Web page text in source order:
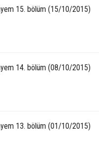
15. bölüm (15/10/2015)
14. bölüm (08/10/2015)
13. bölüm (01/10/2015)